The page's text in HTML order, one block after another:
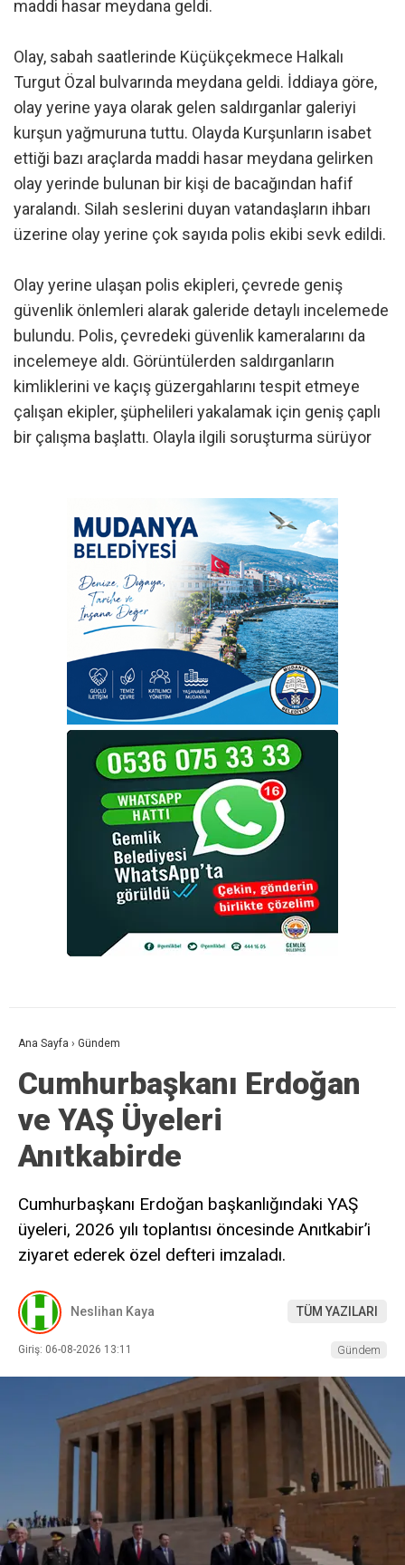
maddi hasar meydana geldi.
Olay, sabah saatlerinde Küçükçekmece Halkalı
Turgut Özal bulvarında meydana geldi. İddiaya göre,
olay yerine yaya olarak gelen saldırganlar galeriyi
kurşun yağmuruna tuttu. Olayda Kurşunların isabet
ettiği bazı araçlarda maddi hasar meydana gelirken
olay yerinde bulunan bir kişi de bacağından hafif
yaralandı. Silah seslerini duyan vatandaşların ihbarı
üzerine olay yerine çok sayıda polis ekibi sevk edildi.
Olay yerine ulaşan polis ekipleri, çevrede geniş
güvenlik önlemleri alarak galeride detaylı incelemede
bulundu. Polis, çevredeki güvenlik kameralarını da
incelemeye aldı. Görüntülerden saldırganların
kimliklerini ve kaçış güzergahlarını tespit etmeye
çalışan ekipler, şüphelileri yakalamak için geniş çaplı
bir çalışma başlattı. Olayla ilgili soruşturma sürüyor
Ana Sayfa › Gündem
Cumhurbaşkanı Erdoğan
ve YAŞ Üyeleri
Anıtkabirde
Cumhurbaşkanı Erdoğan başkanlığındaki YAŞ
üyeleri, 2026 yılı toplantısı öncesinde Anıtkabir’i
ziyaret ederek özel defteri imzaladı.
Neslihan Kaya TÜM YAZILARI
Giriş: 06-08-2026 13:11 Gündem